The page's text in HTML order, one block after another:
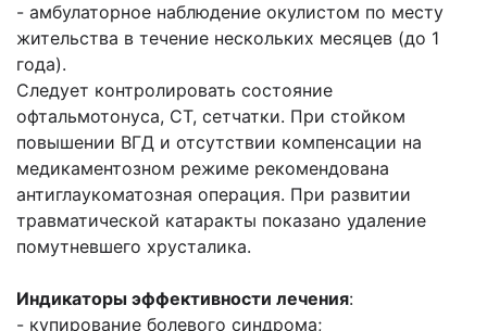
- амбулаторное наблюдение окулистом по месту
жительства в течение нескольких месяцев (до 1
года).
Следует контролировать состояние
офтальмотонуса, СТ, сетчатки. При стойком
повышении ВГД и отсутствии компенсации на
медикаментозном режиме рекомендована
антиглаукоматозная операция. При развитии
травматической катаракты показано удаление
помутневшего хрусталика.
Индикаторы эффективности лечения:
- купирование болевого синдрома;